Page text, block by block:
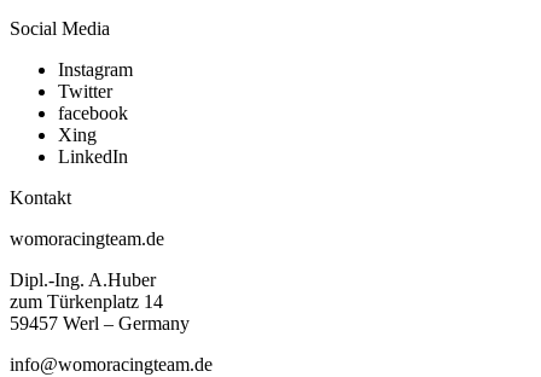
Social Media
Instagram
Twitter
facebook
Xing
LinkedIn
Kontakt
womoracingteam.de
Dipl.-Ing. A.Huber
zum Türkenplatz 14
59457 Werl – Germany
info@womoracingteam.de